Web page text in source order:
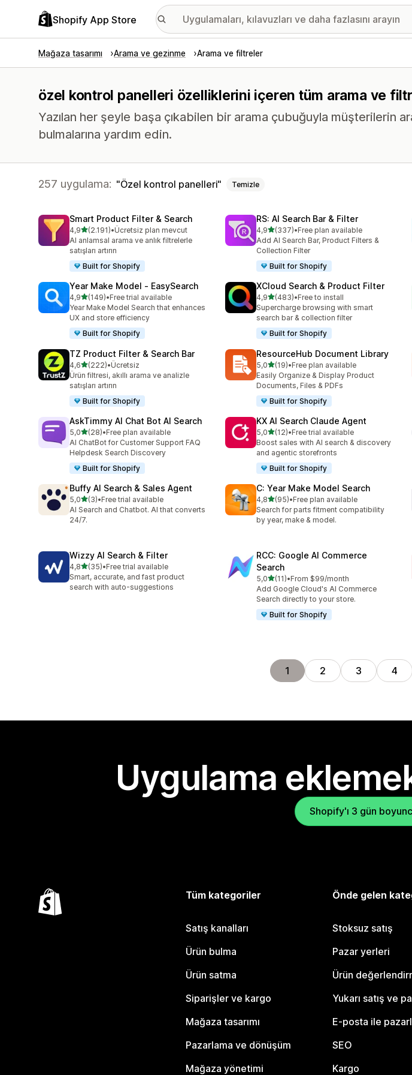
Shopify App Store
Mağaza tasarımı Arama ve gezinme Arama ve filtreler
özel kontrol panelleri özelliklerini içeren tüm arama ve
Yazılan her şeyle başa çıkabilen bir arama çubuğuyla müşterilerin
bulmalarına yardım edin.
257 uygulama: Özel kontrol panelleri Temizle
Smart Product Filter & Search
4,95 yıldız üzerinden
(2.191)
toplam 2191 değerlendirme
•Ücretsiz plan mevcut
AI anlamsal arama ve anlık filtrelerle
satışları artırın
Built for Shopify
RS: AI Search Bar & Filter
4,95 yıldız üzerinden
(337)
toplam 337 değerlendirme
•Free plan available
Add AI Search Bar, Product Filters &
Collection Filter
Built for Shopify
Year Make Model ‑ EasySearch
4,95 yıldız üzerinden
(149)
toplam 149 değerlendirme
•Free trial available
Year Make Model Search that enhances
UX and store efficiency
Built for Shopify
XCloud Search & Product Filter
4,95 yıldız üzerinden
(483)
toplam 483 değerlendirme
•Free to install
Supercharge browsing with smart
search bar & collection filter
Built for Shopify
TZ Product Filter & Search Bar
4,65 yıldız üzerinden
(222)
toplam 222 değerlendirme
•Ücretsiz
Ürün filtresi, akıllı arama ve analizle
satışları artırın
Built for Shopify
ResourceHub Document Library
5,05 yıldız üzerinden
(19)
toplam 19 değerlendirme
•Free plan available
Easily Organize & Display Product
Documents, Files & PDFs
Built for Shopify
AskTimmy AI Chat Bot AI Search
5,05 yıldız üzerinden
(28)
toplam 28 değerlendirme
•Free plan available
AI ChatBot for Customer Support FAQ
Helpdesk Search Discovery
Built for Shopify
KX AI Search Claude Agent
5,05 yıldız üzerinden
(12)
toplam 12 değerlendirme
•Free trial available
Boost sales with AI search & discovery
and agentic storefronts
Built for Shopify
Buffy AI Search & Sales Agent
5,05 yıldız üzerinden
(3)
toplam 3 değerlendirme
•Free trial available
AI Search and Chatbot. AI that converts
24/7.
C: Year Make Model Search
4,85 yıldız üzerinden
(95)
toplam 95 değerlendirme
•Free plan available
Search for parts fitment compatibility
by year, make & model.
Wizzy AI Search & Filter
4,85 yıldız üzerinden
(35)
toplam 35 değerlendirme
•Free trial available
Smart, accurate, and fast product
search with auto-suggestions
RCC: Google AI Commerce
Search
5,05 yıldız üzerinden
(11)
toplam 11 değerlendirme
•From $99/month
Add Google Cloud's AI Commerce
Search directly to your store.
Built for Shopify
1 2 3 4
Uygulama
Shopify'ı 3 gün
Tüm kategoriler
Satış kanalları
Ürün bulma
Ürün satma
Siparişler ve kargo
Mağaza tasarımı
Pazarlama ve dönüşüm
Mağaza yönetimi
Önde gelen
Stoksuz satış
Pazar yerleri
Ürün
Yukarı satış ve
E-posta ile
SEO
Kargo